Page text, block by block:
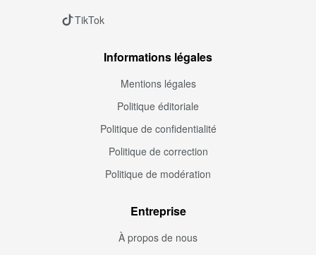
TikTok
Informations légales
Mentions légales
Politique éditoriale
Politique de confidentialité
Politique de correction
Politique de modération
Entreprise
À propos de nous